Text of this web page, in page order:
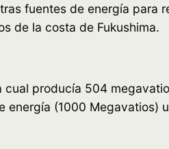
fuentes de energía para
de la costa de Fukushima.
cual producía 504
(1000 Megavatios)